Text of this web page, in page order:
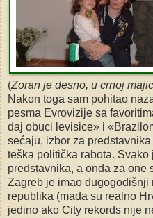
(Zoran je desno, u crnoj
Nakon toga sam pohitao
pesma Evrovizije sa
daj obuci levisice» i
sećaju, izbor za
teška politička rabota. Svako
predstavnika, a onda za one
Zagreb je imao
republika (mada su realno
jedino ako City rekords nije